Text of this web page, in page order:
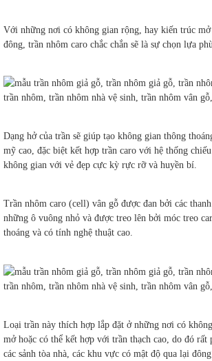
Với những nơi có không gian rộng, hay kiến trúc
đông, trần nhôm caro chắc chắn sẽ là sự chọn lựa
Dạng hở của trần sẽ giúp tạo không gian thông
mỹ cao, đặc biệt kết hợp trần caro với hệ thống
không gian với vẻ đẹp cực kỳ rực rỡ và huyền bí.
Trần nhôm caro (cell) vân gỗ được đan bởi các
những ô vuông nhỏ và được treo lên bởi móc treo
thoáng và có tính nghệ thuật cao.
Loại trần này thích hợp lắp đặt ở những nơi có
mở hoặc có thể kết hợp với trần thạch cao, do đó rất
các sảnh tòa nhà, các khu vực có mật độ qua lại